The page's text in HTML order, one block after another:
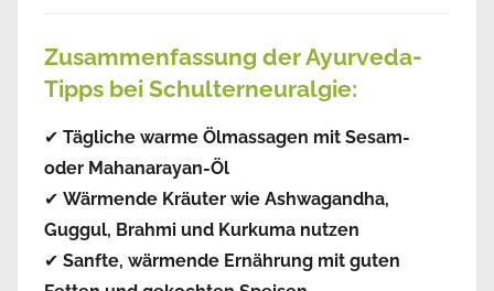
Zusammenfassung der Ayurveda-
Tipps bei Schulterneuralgie:
✔ Tägliche warme Ölmassagen mit Sesam-
oder Mahanarayan-Öl
✔ Wärmende Kräuter wie Ashwagandha,
Guggul, Brahmi und Kurkuma nutzen
✔ Sanfte, wärmende Ernährung mit guten